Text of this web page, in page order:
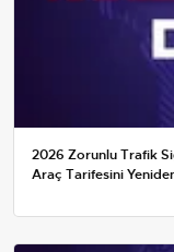
2026 Zorunlu Trafik
Araç Tarifesini